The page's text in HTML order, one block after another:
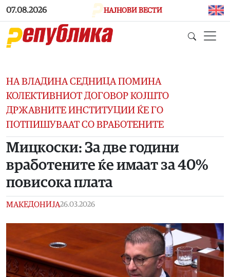
Skip to main content
07.08.2026 НАЈНОВИ ВЕСТИ
НА ВЛАДИНА СЕДНИЦА ПОМИНА
КОЛЕКТИВНИОТ ДОГОВОР КОЈШТО
ДРЖАВНИТЕ ИНСТИТУЦИИ ЌЕ ГО
ПОТПИШУВААТ СО ВРАБОТЕНИТЕ
Мицкоски: За две години
вработените ќе имаат за 40%
повисока плата
МАКЕДОНИЈА26.03.2026